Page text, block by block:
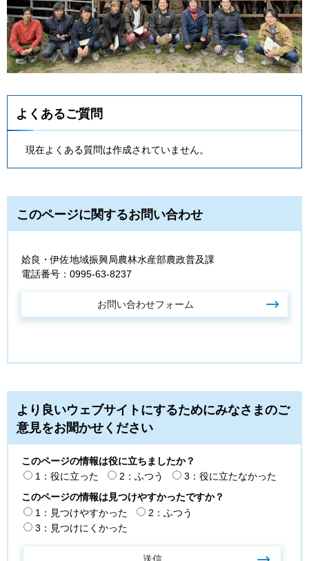
よくあるご質問
現在よくある質問は作成されていません。
このページに関するお問い合わせ
姶良・伊佐地域振興局農林水産部農政普及課
電話番号：0995-63-8237
より良いウェブサイトにするためにみなさまのご
意見をお聞かせください
このページの情報は役に立ちましたか？
1：役に立った
2：ふつう
3：役に立たなかった
このページの情報は見つけやすかったですか？
1：見つけやすかった
2：ふつう
3：見つけにくかった